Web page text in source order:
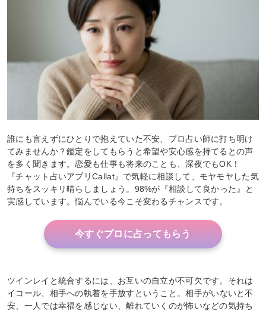
誰にも言えずにひとりで抱えていた不安、プロ占い師に打ち明け
てみませんか？鑑定をしてもらうと希望や安心感を持てるとの声
を多く聞きます。恋愛も仕事も将来のことも、深夜でもOK！
『チャット占いアプリCallat』で気軽に相談して、モヤモヤした気
持ちをスッキリ晴らしましょう。98%が『相談して良かった』と
実感しています。悩んでいる今こそ変わるチャンスです。
今すぐプロに占ってもらう
ツインレイと統合するには、お互いの自立が不可欠です。それは
イコール、 相手への執着を手放す ということ。相手がいないと不
安、一人では幸福を感じない、離れていくのが怖いなどの気持ち